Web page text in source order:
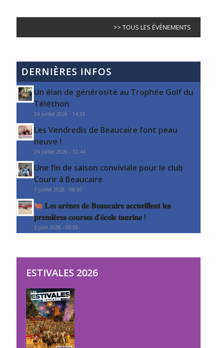
>> TOUS LES ÉVÈNEMENTS
DERNIÈRES INFOS
Un élan de générosité au Trophée Golf du
Téléthon
24 juillet 2026 - 14:33
Les Vendredis de Beaucaire font peau
neuve !
24 juillet 2026 - 12:44
Une fin de saison conviviale pour le club
Courir à Beaucaire
7 juillet 2026 - 08:50
𝐋𝐞𝐬 𝐚𝐫𝐞̀𝐧𝐞𝐬 𝐝𝐞 𝐁𝐞𝐚𝐮𝐜𝐚𝐢𝐫𝐞 𝐚𝐜𝐜𝐮𝐞𝐢𝐥𝐥𝐞𝐧𝐭 𝐥𝐞𝐬
𝐩𝐫𝐞𝐦𝐢𝐞̀𝐫𝐞𝐬 𝐜𝐨𝐮𝐫𝐬𝐞𝐬 𝐝’𝐞́𝐜𝐨𝐥𝐞 𝐭𝐚𝐮𝐫𝐢𝐧𝐞 !
2 juin 2026 - 09:56
ESTIVALES 2026